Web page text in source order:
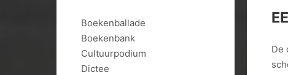
De
Boekenballade
Boekenbank
Cultuurpodium
Dictee